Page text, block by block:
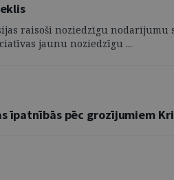
raisoši noziedzīgu
jaunu noziedzīgu ...
īpatnībās pēc grozījumiem